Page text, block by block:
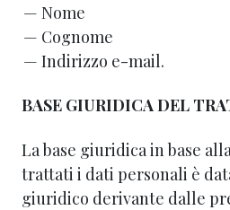
Nome
Cognome
Indirizzo e-mail.
BASE GIURIDICA DEL
La base giuridica in base
trattati i dati personali è
giuridico derivante dalle